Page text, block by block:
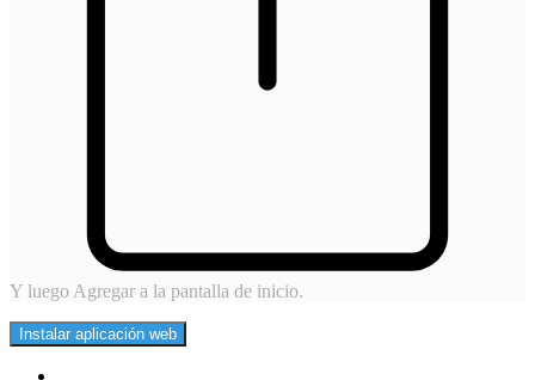
Y luego Agregar a la pantalla de inicio.
Instalar aplicación web